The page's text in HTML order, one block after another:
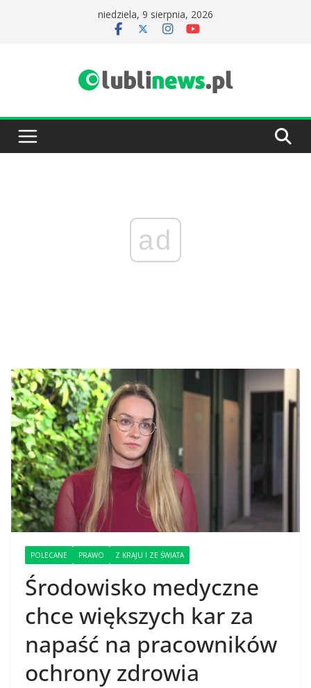
niedziela, 9 sierpnia, 2026
ad
POLECANE PRAWO Z KRAJU I ZE ŚWIATA
Środowisko medyczne
chce większych kar za
napaść na pracowników
ochrony zdrowia